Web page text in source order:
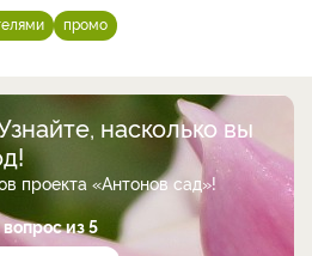
промо
насколько вы
проекта «Антонов сад»!
вопрос из 5